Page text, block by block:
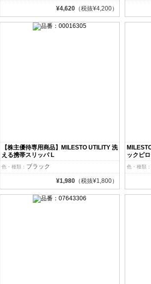
¥4,620 （税抜¥4,200）
【株主優待専用商品】MILESTO UTILITY 洗
える携帯スリッパ L
色・種類： ブラック
¥1,980 （税抜¥1,800）
ックピ
色・種類：